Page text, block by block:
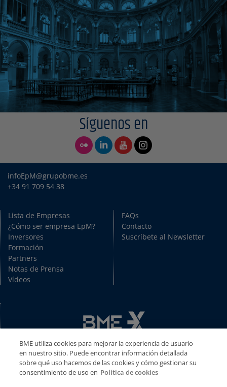
Síguenos en
infoEpM@grupobme.es
+34 91 709 54 38
Lista de Empresas
¿Cómo ser empresa EpM?
Inversores
Formación
Partners
Notas de Prensa
Vídeos
FAQs
Contacto
Suscríbete al Newsletter
Copyright © BME 2026. Todos los derechos reservados.
BME utiliza cookies para mejorar la experiencia de usuario
en nuestro sitio. Puede encontrar información detallada
sobre qué uso hacemos de las cookies y cómo gestionar su
consentimiento de uso en Política de cookies